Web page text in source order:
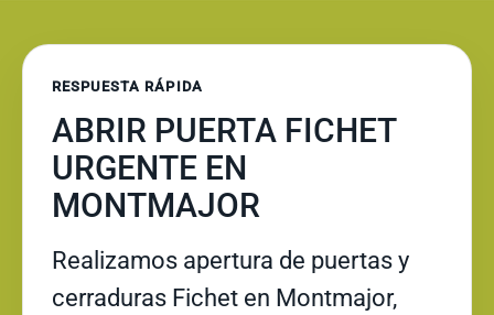
RESPUESTA RÁPIDA
ABRIR PUERTA FICHET
URGENTE EN
MONTMAJOR
Realizamos apertura de puertas y
cerraduras Fichet en Montmajor,